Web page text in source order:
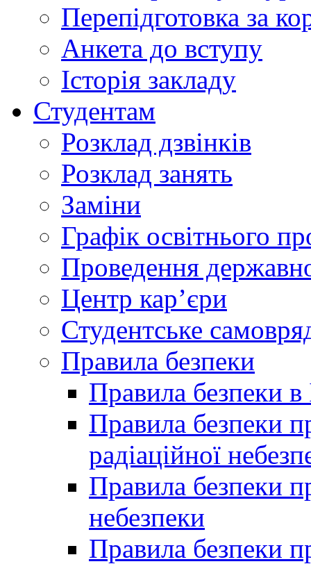
Перепідготовка за
Анкета до вступу
Історія закладу
Студентам
Розклад дзвінків
Розклад занять
Заміни
Графік освітнього
Проведення
Центр кар’єри
Студентське
Правила безпеки
Правила безпеки в
Правила безпеки
радіаційної
Правила безпеки
небезпеки
Правила безпеки